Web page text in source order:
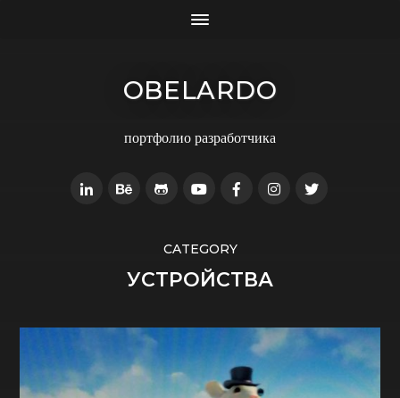
OBELARDO
портфолио разработчика
CATEGORY
УСТРОЙСТВА